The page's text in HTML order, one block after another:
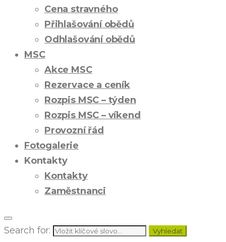
Cena stravného
Přihlašování obědů
Odhlašování obědů
MSC
Akce MSC
Rezervace a ceník
Rozpis MSC – týden
Rozpis MSC – víkend
Provozní řád
Fotogalerie
Kontakty
Kontakty
Zaměstnanci
Search for: Vyhledat